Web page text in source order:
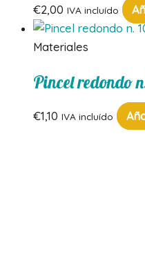
€2,00 IVA incluído
Materiales
Pincel redondo
€1,10 IVA incluído